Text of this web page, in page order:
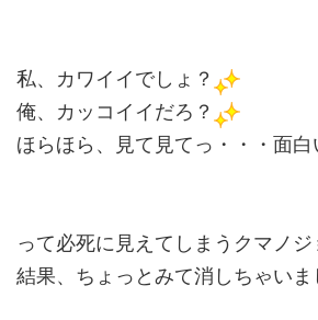
私、カワイイでしょ？
俺、カッコイイだろ？
ほらほら、見て見てっ・・・面白
って必死に見えてしまうクマノ
結果、ちょっとみて消しちゃいま